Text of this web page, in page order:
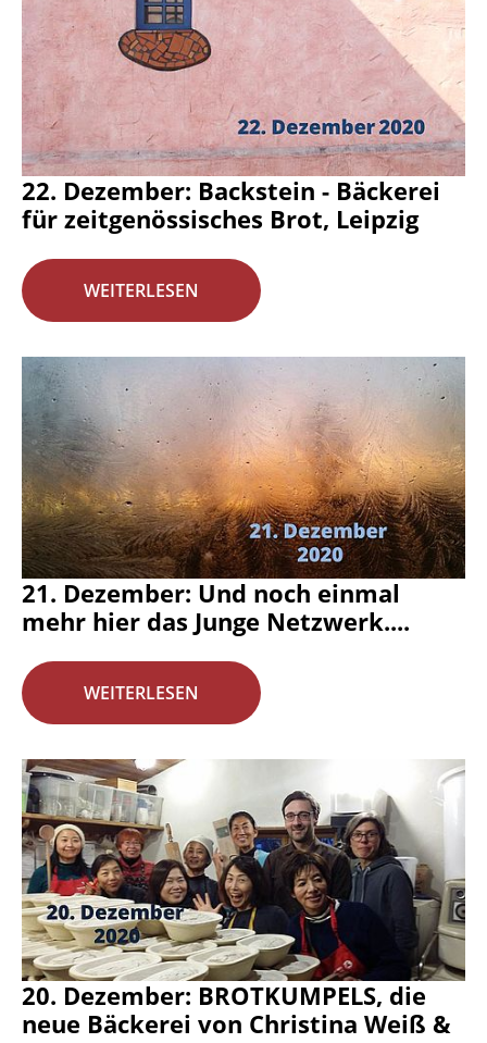
22. Dezember: Backstein - Bäckerei
für zeitgenössisches Brot, Leipzig
WEITERLESEN
21. Dezember: Und noch einmal
mehr hier das Junge Netzwerk....
WEITERLESEN
20. Dezember: BROTKUMPELS, die
neue Bäckerei von Christina Weiß &